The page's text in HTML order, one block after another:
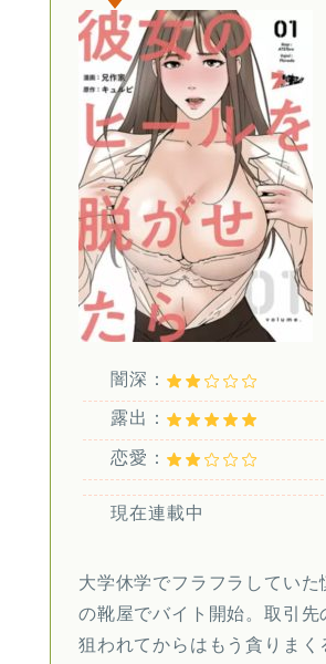
闇深：
露出：
恋愛：
現在連載中
大学休学でフラフラしていた
の靴屋でバイト開始。取引先
狙われてからはもう貪りまく